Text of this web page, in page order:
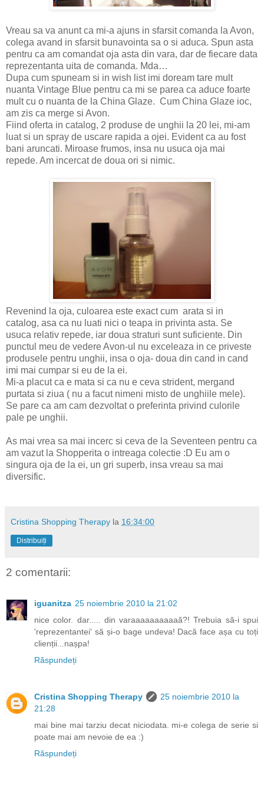
Vreau sa va anunt ca mi-a ajuns in sfarsit comanda la Avon,
colega avand in sfarsit bunavointa sa o si aduca. Spun asta
pentru ca am comandat oja asta din vara, dar de fiecare data
reprezentanta uita de comanda. Mda…
Dupa cum spuneam si in wish list imi doream tare mult
nuanta Vintage Blue pentru ca mi se parea ca aduce foarte
mult cu o nuanta de la China Glaze. Cum China Glaze ioc,
am zis ca merge si Avon.
Fiind oferta in catalog, 2 produse de unghii la 20 lei, mi-am
luat si un spray de uscare rapida a ojei. Evident ca au fost
bani aruncati. Miroase frumos, insa nu usuca oja mai
repede. Am incercat de doua ori si nimic.
Revenind la oja, culoarea este exact cum arata si in
catalog, asa ca nu luati nici o teapa in privinta asta. Se
usuca relativ repede, iar doua straturi sunt suficiente. Din
punctul meu de vedere Avon-ul nu exceleaza in ce priveste
produsele pentru unghii, insa o oja- doua din cand in cand
imi mai cumpar si eu de la ei.
Mi-a placut ca e mata si ca nu e ceva strident, mergand
purtata si ziua ( nu a facut nimeni misto de unghiile mele).
Se pare ca am cam dezvoltat o preferinta privind culorile
pale pe unghii.
As mai vrea sa mai incerc si ceva de la Seventeen pentru ca
am vazut la Shopperita o intreaga colectie :D Eu am o
singura oja de la ei, un gri superb, insa vreau sa mai
diversific.
Cristina Shopping Therapy la 16:34:00
Distribuiți
2 comentarii:
iguanitza 25 noiembrie 2010 la 21:02
nice color. dar..... din varaaaaaaaaaaă?! Trebuia să-i spui
'reprezentantei' să și-o bage undeva! Dacă face așa cu toți
clienții...nașpa!
Răspundeți
Cristina Shopping Therapy
25 noiembrie 2010 la
21:28
mai bine mai tarziu decat niciodata. mi-e colega de serie si
poate mai am nevoie de ea :)
Răspundeți